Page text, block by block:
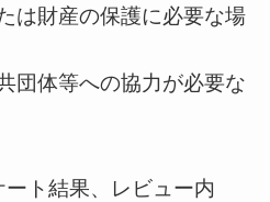
は財産の保護に必要な場
団体等への協力が必要な
ト結果、レビュー内